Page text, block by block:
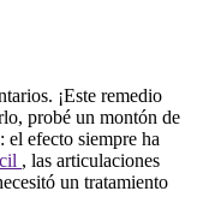
¡Este remedio
probé un montón de
el efecto siempre ha
, las articulaciones
un tratamiento